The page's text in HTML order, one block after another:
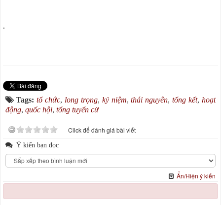
.
Tags: tổ chức, long trọng, kỷ niệm,thái nguyên,tổng kết,hoạt
động, quốc hội, tổng tuyển cử
Click để đánh giá bài viết
Ý kiến bạn đọc
Ẩn/Hiện ý kiến